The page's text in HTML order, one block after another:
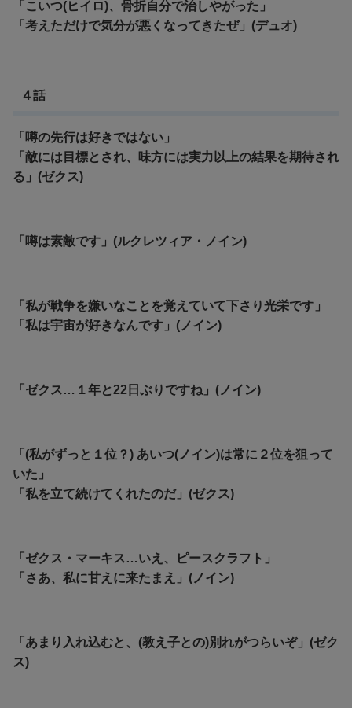
「こいつ(ヒイロ)、骨折自分で治しやがった」
「考えただけで気分が悪くなってきたぜ」(デュオ)
４話
「噂の先行は好きではない」
「敵には目標とされ、味方には実力以上の結果を期待され
る」(ゼクス)
「噂は素敵です」(ルクレツィア・ノイン)
「私が戦争を嫌いなことを覚えていて下さり光栄です」
「私は宇宙が好きなんです」(ノイン)
「ゼクス…１年と22日ぶりですね」(ノイン)
「(私がずっと１位？) あいつ(ノイン)は常に２位を狙って
いた」
「私を立て続けてくれたのだ」(ゼクス)
「ゼクス・マーキス…いえ、ピースクラフト」
「さあ、私に甘えに来たまえ」(ノイン)
「あまり入れ込むと、(教え子との)別れがつらいぞ」(ゼク
ス)